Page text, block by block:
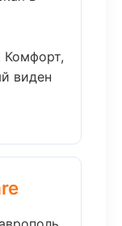
Комфорт,
виден